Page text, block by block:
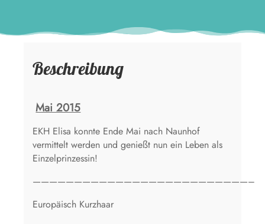
Beschreibung
Mai 2015
EKH Elisa konnte Ende Mai nach Naunhof
vermittelt werden und genießt nun ein Leben als
Einzelprinzessin!
——————————————————————————–
Europäisch Kurzhaar